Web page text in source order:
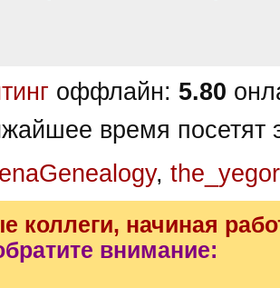
оффлайн: 5.80
время посетят
, the_yegor
коллеги, начиная
внимание: